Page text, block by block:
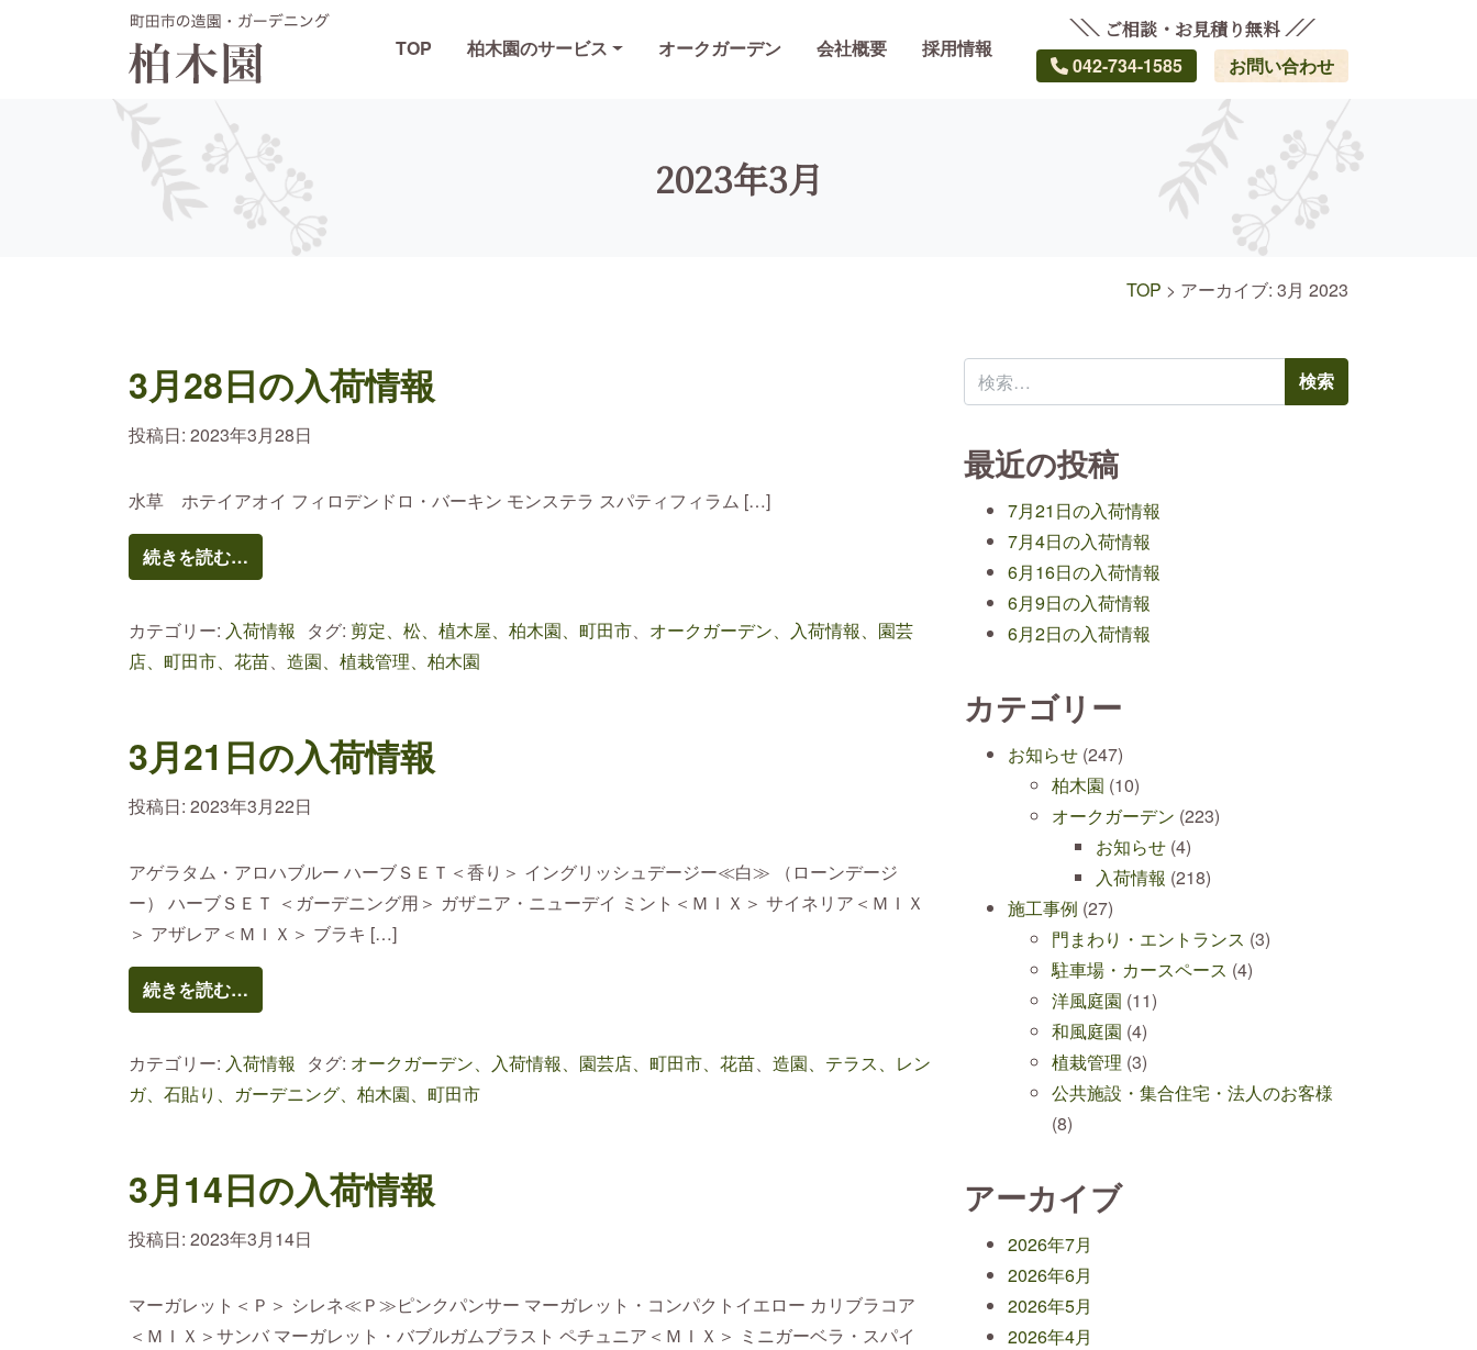
メインナビゲーション TOP 柏木園のサービス オークガーデン 会社概要 採用情報
ご相談・お見積り無料
042-734-1585
お問い合わせ
2023年3月
TOP > アーカイブ: 3月 2023
3月28日の入荷情報
投稿日: 2023年3月28日
水草 ホテイアオイ フィロデンドロ・バーキン モンステラ スパティフィラム […]
続きを読む…
カテゴリー: 入荷情報 タグ: 剪定、松、植木屋、柏木園、町田市、 オークガーデン、入荷情報、園芸
店、町田市、花苗、 造園、植栽管理、柏木園
3月21日の入荷情報
投稿日: 2023年3月22日
アゲラタム・アロハブルー ハーブＳＥＴ＜香り＞ イングリッシュデージー≪白≫ （ローンデージ
ー） ハーブＳＥＴ ＜ガーデニング用＞ ガザニア・ニューデイ ミント＜ＭＩＸ＞ サイネリア＜ＭＩＸ
＞ アザレア＜ＭＩＸ＞ ブラキ […]
続きを読む…
カテゴリー: 入荷情報 タグ: オークガーデン、入荷情報、園芸店、町田市、花苗、 造園、テラス、レン
ガ、石貼り、ガーデニング、柏木園、町田市
3月14日の入荷情報
投稿日: 2023年3月14日
マーガレット＜Ｐ＞ シレネ≪Ｐ≫ピンクパンサー マーガレット・コンパクトイエロー カリブラコア
＜ＭＩＸ＞サンバ マーガレット・バブルガムブラスト ペチュニア＜ＭＩＸ＞ ミニガーベラ・スパイ
検索:
最近の投稿
7月21日の入荷情報
7月4日の入荷情報
6月16日の入荷情報
6月9日の入荷情報
6月2日の入荷情報
カテゴリー
お知らせ (247)
柏木園 (10)
オークガーデン (223)
お知らせ (4)
入荷情報 (218)
施工事例 (27)
門まわり・エントランス (3)
駐車場・カースペース (4)
洋風庭園 (11)
和風庭園 (4)
植栽管理 (3)
公共施設・集合住宅・法人のお客様
(8)
アーカイブ
2026年7月
2026年6月
2026年5月
2026年4月